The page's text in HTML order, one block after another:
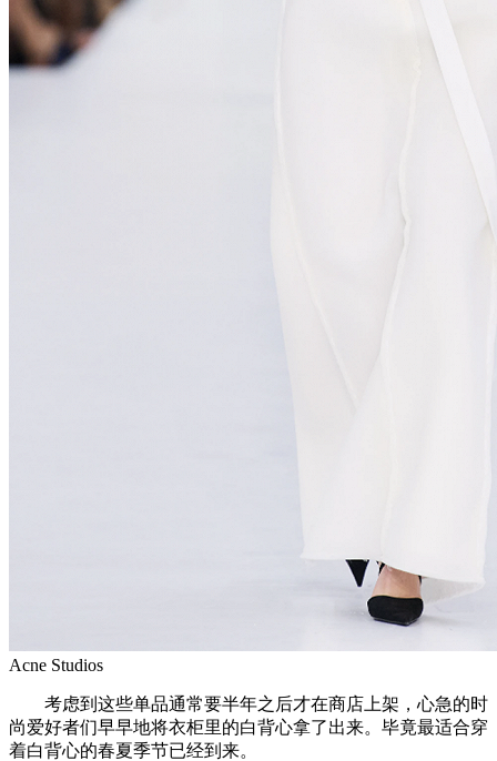
Acne Studios
考虑到这些单品通常要半年之后才在商店上架，心急的时
尚爱好者们早早地将衣柜里的白背心拿了出来。毕竟最适合穿
着白背心的春夏季节已经到来。